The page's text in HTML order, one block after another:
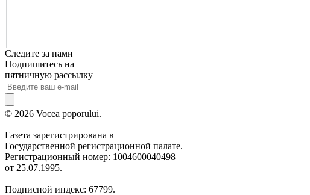
Следите за нами
Подпишитесь на
пятничную рассылку
© 2026 Vocea poporului.
Газета зарегистрирована в
Государственной регистрационной палате.
Регистрационный номер: 1004600040498
от 25.07.1995.
Подписной индекс: 67799.